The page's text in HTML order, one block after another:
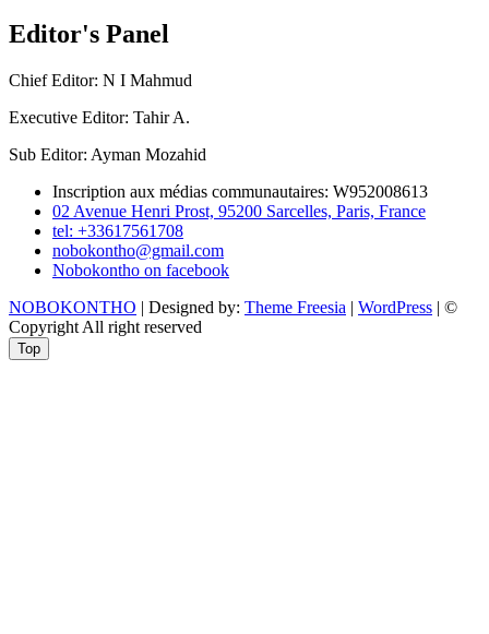
Editor's Panel
Chief Editor: N I Mahmud
Executive Editor: Tahir A.
Sub Editor: Ayman Mozahid
Inscription aux médias communautaires: W952008613
02 Avenue Henri Prost, 95200 Sarcelles, Paris, France
tel: +33617561708
nobokontho@gmail.com
Nobokontho on facebook
NOBOKONTHO | Designed by: Theme Freesia | WordPress | ©
Copyright All right reserved
Top